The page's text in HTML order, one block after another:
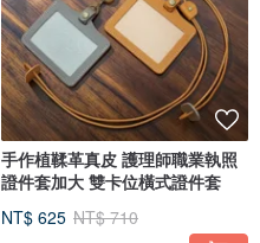
手作植鞣革真皮 護理師職業執照
證件套加大 雙卡位橫式證件套
NT$ 625 NT$ 710